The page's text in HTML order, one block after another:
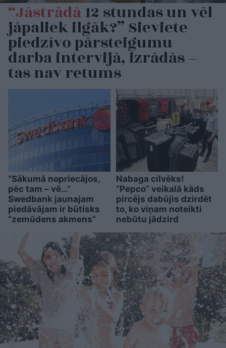
“Jāstrādā12 stundas un vēl
jāpaliek ilgāk?” Sieviete
piedzīvo pārsteigumu
darba intervijā, izrādās –
tas nav retums
“Sākumā nopriecājos,
pēc tam – vē…”
Swedbank jaunajam
piedāvājam ir būtisks
“zemūdens akmens”
Nabaga cilvēks!
“Pepco” veikalā kāds
pircējs dabūjis dzirdēt
to, ko viņam noteikti
nebūtu jādzird